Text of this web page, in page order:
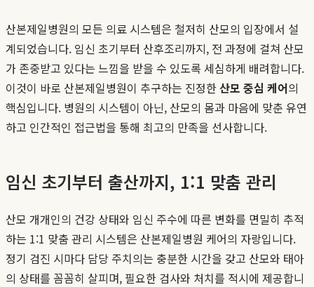
산본제일병원의 모든 의료 시스템은 철저히 산모의 입장에서 설
계되었습니다. 임신 초기부터 산후조리까지, 전 과정에 걸쳐 산모
가 존중받고 있다는 느낌을 받을 수 있도록 세심하게 배려합니다.
이것이 바로 산본제일병원이 추구하는 진정한 산모 중심 케어의
핵심입니다. 병원의 시스템이 아닌, 산모의 몸과 마음에 맞춘 유연
하고 인간적인 접근법을 통해 최고의 만족을 선사합니다.
임신 초기부터 출산까지, 1:1 맞춤 관리
산모 개개인의 건강 상태와 임신 주수에 따른 변화를 면밀히 추적
하는 1:1 맞춤 관리 시스템은 산본제일병원 케어의 자랑입니다.
정기 검진 시마다 담당 주치의는 충분한 시간을 갖고 산모와 태아
의 상태를 꼼꼼히 살피며, 필요한 검사와 처치를 적시에 제공합니